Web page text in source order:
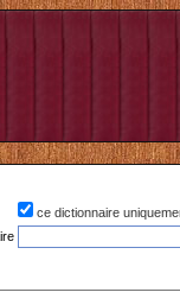
ce dictionnaire